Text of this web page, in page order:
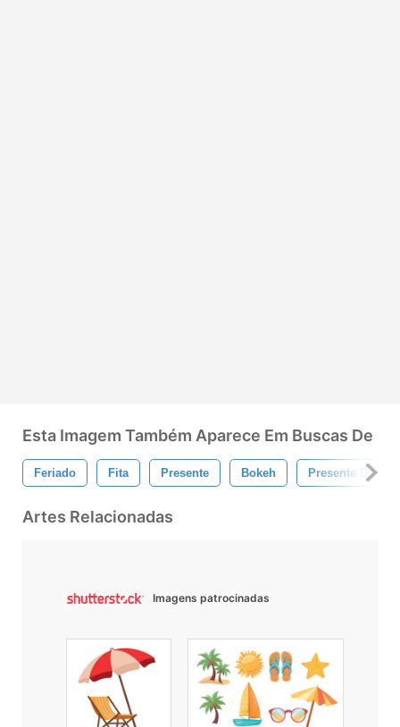
Esta Imagem Também Aparece Em Buscas De
Feriado Fita Presente Bokeh Presente De
Artes Relacionadas
Imagens patrocinadas